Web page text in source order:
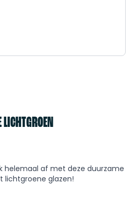
helemaal af met deze duurzame
lichtgroene glazen!